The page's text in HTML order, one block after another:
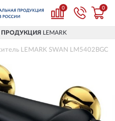
0 0
ПРОДУКЦИЯ LEMARK
LEMARK SWAN LM5402BGC